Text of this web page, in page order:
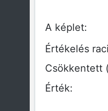
Csökkentett